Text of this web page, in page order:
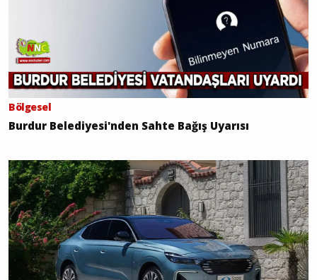
Bölgesel
Burdur Belediyesi'nden Sahte Bağış Uyarısı